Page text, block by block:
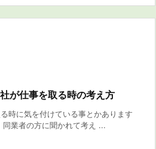
が仕事を取る時の考え方
時に気を付けている事とかあります
同業者の方に聞かれて考え ...